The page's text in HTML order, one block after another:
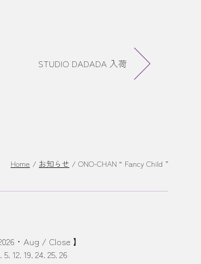
STUDIO DADADA 入荷
Home / お知らせ / ONO-CHAN “ Fancy Child ”
2026・Aug / Close 】
5. 12. 19. 24. 25. 26